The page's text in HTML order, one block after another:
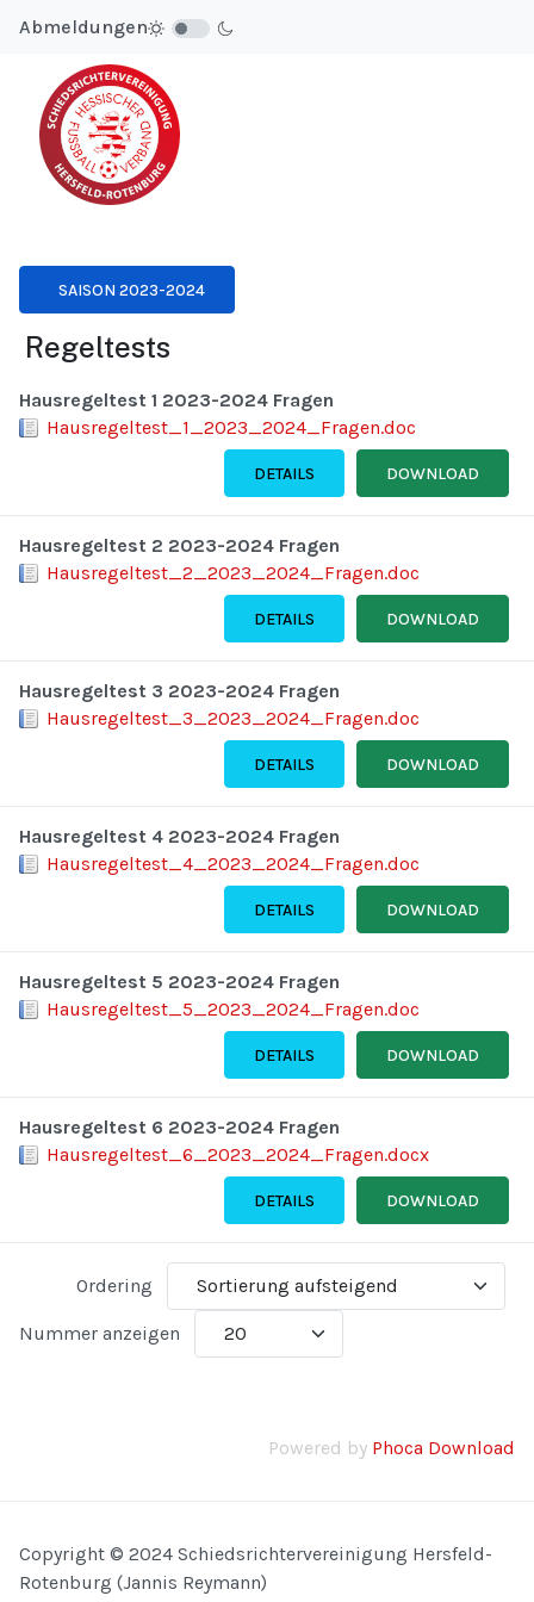
Abmeldungen
SAISON 2023-2024
Regeltests
Hausregeltest 1 2023-2024 Fragen
Hausregeltest_1_2023_2024_Fragen.doc
DOWNLOAD
DETAILS
Hausregeltest 2 2023-2024 Fragen
Hausregeltest_2_2023_2024_Fragen.doc
DOWNLOAD
DETAILS
Hausregeltest 3 2023-2024 Fragen
Hausregeltest_3_2023_2024_Fragen.doc
DOWNLOAD
DETAILS
Hausregeltest 4 2023-2024 Fragen
Hausregeltest_4_2023_2024_Fragen.doc
DOWNLOAD
DETAILS
Hausregeltest 5 2023-2024 Fragen
Hausregeltest_5_2023_2024_Fragen.doc
DOWNLOAD
DETAILS
Hausregeltest 6 2023-2024 Fragen
Hausregeltest_6_2023_2024_Fragen.docx
DOWNLOAD
DETAILS
Ordering
Nummer anzeigen
Powered by Phoca Download
Copyright © 2024 Schiedsrichtervereinigung Hersfeld-
Rotenburg (Jannis Reymann)